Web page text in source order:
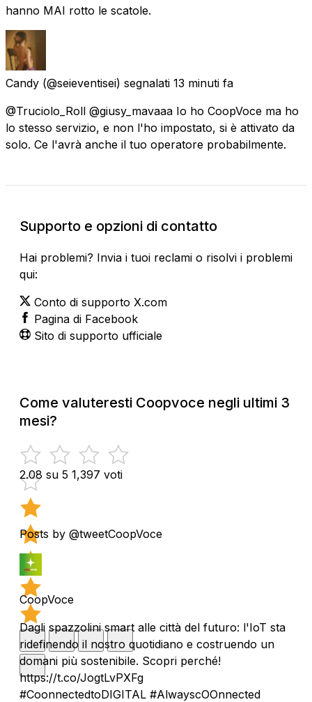
hanno MAI rotto le scatole.
Candy (@seieventisei) segnalati 13 minuti fa
@Truciolo_Roll @giusy_mavaaa Io ho CoopVoce ma ho
lo stesso servizio, e non l'ho impostato, si è attivato da
solo. Ce l'avrà anche il tuo operatore probabilmente.
Supporto e opzioni di contatto
Hai problemi? Invia i tuoi reclami o risolvi i problemi
qui:
Conto di supporto X.com
Pagina di Facebook
Sito di supporto ufficiale
Come valuteresti Coopvoce negli ultimi 3
mesi?
2.08 su 5 1,397 voti
Posts by @tweetCoopVoce
CoopVoce
Dagli spazzolini smart alle città del futuro: l'IoT sta
ridefinendo il nostro quotidiano e costruendo un
domani più sostenibile. Scopri perché!
https://t.co/JogtLvPXFg
#CoonnectedtoDIGITAL #AlwayscOOnnected